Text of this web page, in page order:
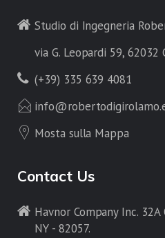
Studio di Ingegneria
via G. Leopardi 59, 62032
(+39) 335 639 4081
Mosta sulla Mappa
Contact Us
Havnor Company Inc.
NY - 82057.